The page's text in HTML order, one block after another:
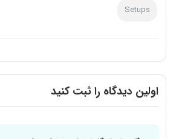
Setups
اولین دیدگاه را ثبت کنید